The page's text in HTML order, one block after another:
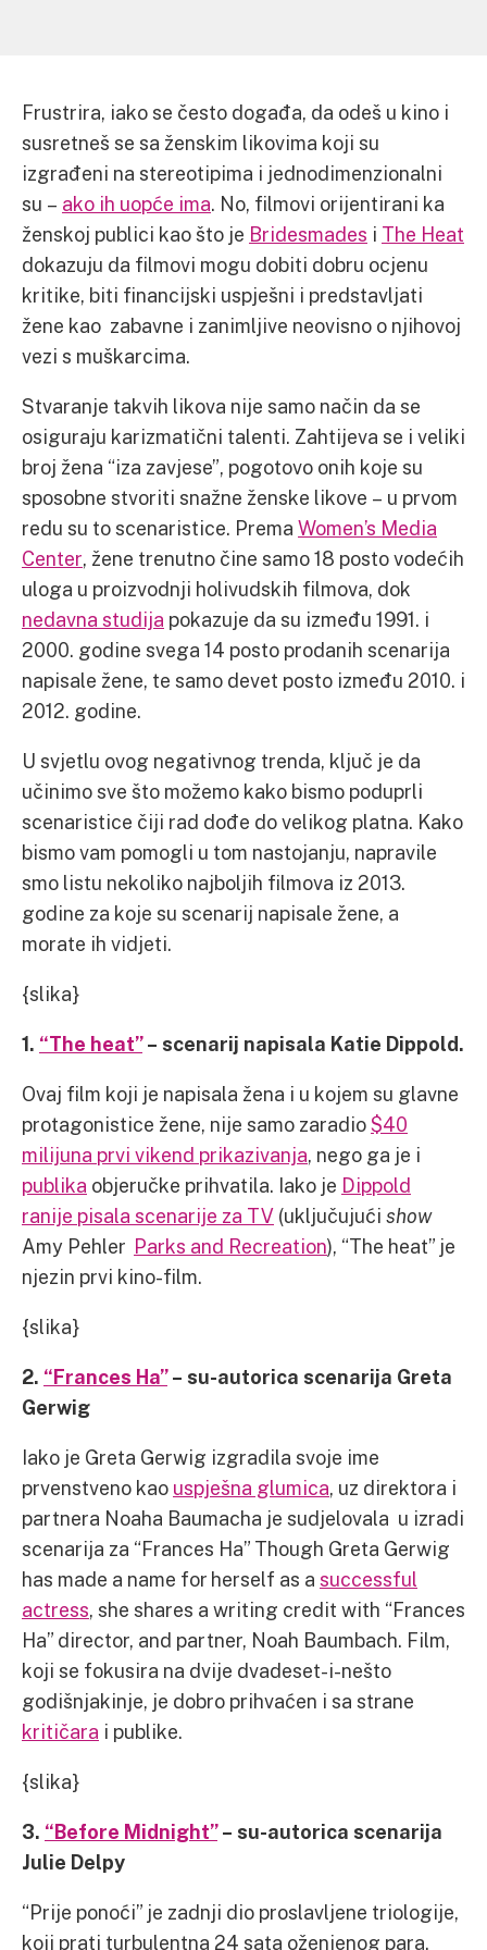
Frustrira, iako se često događa, da odeš u kino i
susretneš se sa ženskim likovima koji su
izgrađeni na stereotipima i jednodimenzionalni
su – ako ih uopće ima. No, filmovi orijentirani ka
ženskoj publici kao što je Bridesmades i The Heat
dokazuju da filmovi mogu dobiti dobru ocjenu
kritike, biti financijski uspješni i predstavljati
žene kao zabavne i zanimljive neovisno o njihovoj
vezi s muškarcima.
Stvaranje takvih likova nije samo način da se
osiguraju karizmatični talenti. Zahtijeva se i veliki
broj žena “iza zavjese”, pogotovo onih koje su
sposobne stvoriti snažne ženske likove – u prvom
redu su to scenaristice. Prema Women’s Media
Center, žene trenutno čine samo 18 posto vodećih
uloga u proizvodnji holivudskih filmova, dok
nedavna studija pokazuje da su između 1991. i
2000. godine svega 14 posto prodanih scenarija
napisale žene, te samo devet posto između 2010. i
2012. godine.
U svjetlu ovog negativnog trenda, ključ je da
učinimo sve što možemo kako bismo poduprli
scenaristice čiji rad dođe do velikog platna. Kako
bismo vam pomogli u tom nastojanju, napravile
smo listu nekoliko najboljih filmova iz 2013.
godine za koje su scenarij napisale žene, a
morate ih vidjeti.
{slika}
1. “The heat”– scenarij napisala Katie Dippold.
Ovaj film koji je napisala žena i u kojem su glavne
protagonistice žene, nije samo zaradio$40
milijuna prvi vikend prikazivanja, nego ga je i
publika objeručke prihvatila. Iako je Dippold
ranije pisala scenarije za TV (uključujući show
Amy Pehler Parks and Recreation), “The heat” je
njezin prvi kino-film.
{slika}
2. “Frances Ha”– su-autorica scenarija Greta
Gerwig
Iako je Greta Gerwig izgradila svoje ime
prvenstveno kao uspješna glumica, uz direktora i
partnera Noaha Baumacha je sudjelovala u izradi
scenarija za “Frances Ha” Though Greta Gerwig
has made a name for herself as a successful
actress, she shares a writing credit with “Frances
Ha” director, and partner, Noah Baumbach. Film,
koji se fokusira na dvije dvadeset-i-nešto
godišnjakinje, je dobro prihvaćen i sa strane
kritičara i publike.
{slika}
3. “Before Midnight”– su-autorica scenarija
Julie Delpy
“Prije ponoći” je zadnji dio proslavljene triologije,
koji prati turbulentna 24 sata oženjenog para.